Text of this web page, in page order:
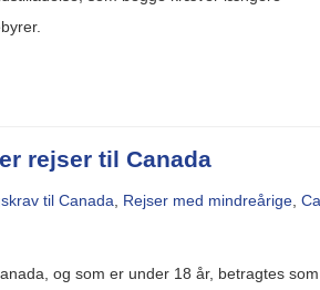
rejser til Canada
til Canada Rejser med mindreårige
og som er under 18 år, betragtes